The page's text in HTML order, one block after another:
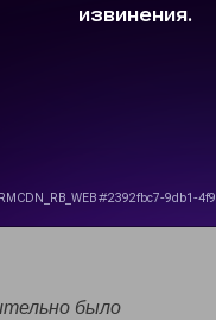
было